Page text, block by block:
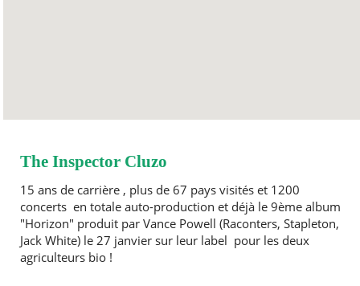
The Inspector Cluzo
15 ans de carrière , plus de 67 pays visités et 1200
concerts en totale auto-production et déjà le 9ème album
"Horizon" produit par Vance Powell (Raconters, Stapleton,
Jack White) le 27 janvier sur leur label pour les deux
agriculteurs bio !